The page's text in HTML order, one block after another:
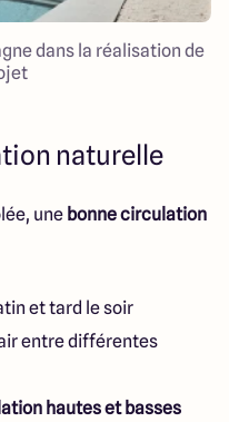
dans la réalisation de
naturelle
une bonne circulation
et tard le soir
entre différentes
hautes et basses